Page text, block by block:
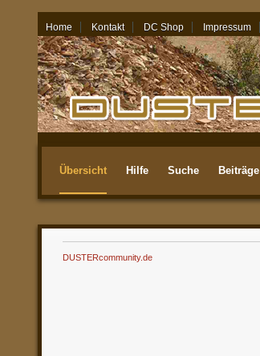
Home Kontakt DC Shop Impressum
08.08.26 - 07:48
Übersicht Hilfe Suche Beiträge
DUSTERcommunity.de